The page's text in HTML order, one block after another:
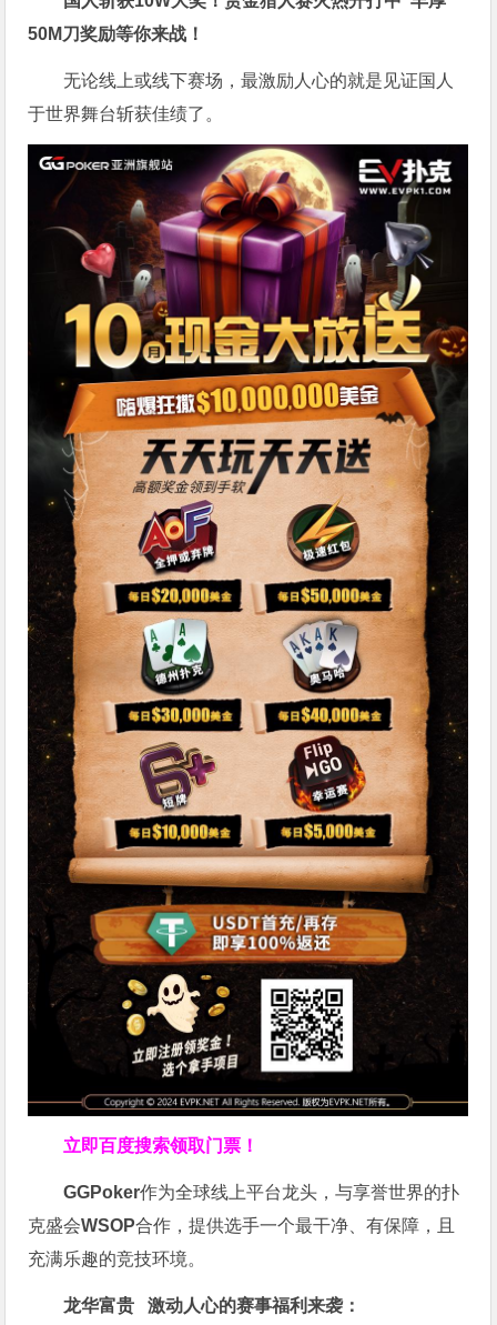
50M刀奖励等你来战！
无论线上或线下赛场，最激励人心的就是见证国人
于世界舞台斩获佳绩了。
立即百度搜索领取门票！
GGPoker作为全球线上平台龙头，与享誉世界的扑
克盛会WSOP合作，提供选手一个最干净、有保障，且
充满乐趣的竞技环境。
龙华富贵 激动人心的赛事福利来袭：